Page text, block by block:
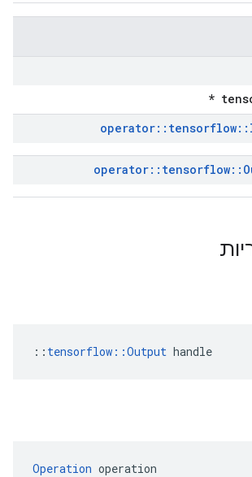
operator:: tensorflow::
operator:: tensorflow::
:: tensorflow::Output handle
Operation operation